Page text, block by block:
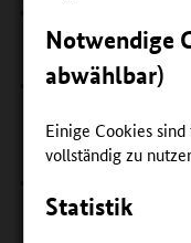
Notwendige
abwählbar)
Einige Cookies
vollständig zu
Statistik
Projekt ABBO mit
VR-Umgebung, AR-
Impulse für die
Academy: 60
Bildungsangebote
um sich